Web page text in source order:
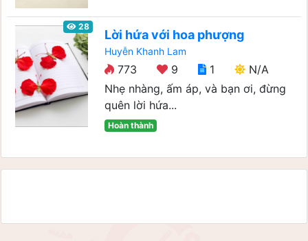
28
Lời hứa với hoa phượng
Huyễn Khanh Lam
773 9 1
N/A
Nhẹ nhàng, ấm áp, và bạn ơi, đừng
quên lời hứa...
Hoàn thành